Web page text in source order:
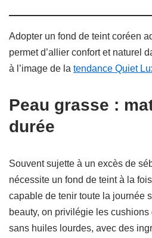
Adopter un fond de teint coréen
permet d’allier confort et naturel
à l’image de la tendance Quiet
Peau grasse :
durée
Souvent sujette à un excès de
nécessite un fond de teint à la
capable de tenir toute la journée
beauty, on privilégie les
sans huiles lourdes, avec des